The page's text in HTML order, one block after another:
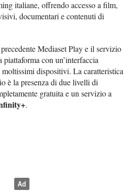
italiane, offrendo accesso a film,
documentari e contenuti di
Mediaset Play e il servizio
con un’interfaccia
dispositivi. La caratteristica
è la presenza di due livelli di
gratuita e un servizio a
.